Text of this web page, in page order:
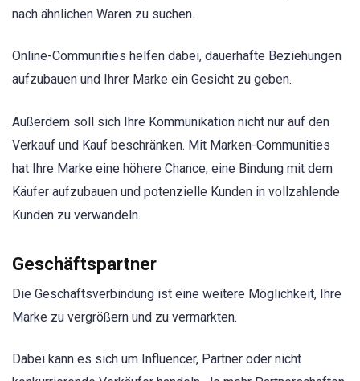
nach ähnlichen Waren zu suchen.
Online-Communities helfen dabei, dauerhafte Beziehungen
aufzubauen und Ihrer Marke ein Gesicht zu geben.
Außerdem soll sich Ihre Kommunikation nicht nur auf den
Verkauf und Kauf beschränken. Mit Marken-Communities
hat Ihre Marke eine höhere Chance, eine Bindung mit dem
Käufer aufzubauen und potenzielle Kunden in vollzahlende
Kunden zu verwandeln.
Geschäftspartner
Die Geschäftsverbindung ist eine weitere Möglichkeit, Ihre
Marke zu vergrößern und zu vermarkten.
Dabei kann es sich um Influencer, Partner oder nicht